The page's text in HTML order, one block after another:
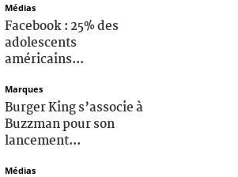
Médias
Facebook : 25% des
adolescents
américains...
Marques
Burger King s’associe à
Buzzman pour son
lancement...
Médias